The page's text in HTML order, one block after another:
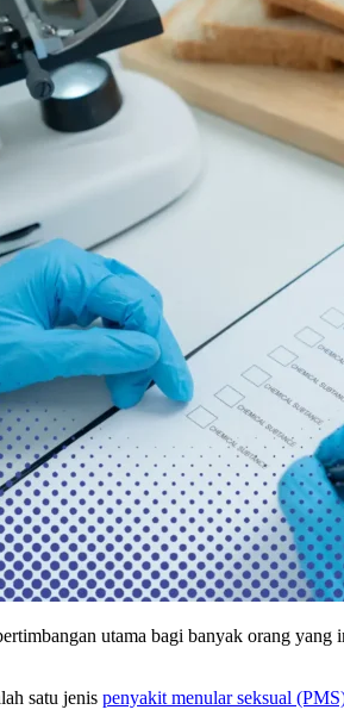
utama bagi banyak orang
satu jenis penyakit menular seksual